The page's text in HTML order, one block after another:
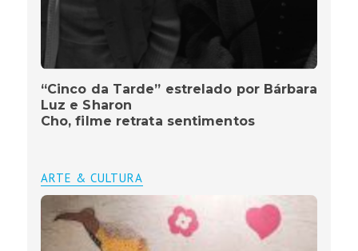
“Cinco da Tarde” estrelado por Bárbara
Luz e Sharon
Cho, filme retrata sentimentos
ARTE & CULTURA